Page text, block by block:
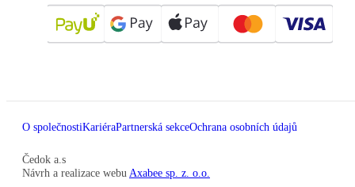
O společnostiKariéraPartnerská sekceOchrana osobních údajů
Čedok a.s
Návrh a realizace webu Axabee sp. z. o.o.